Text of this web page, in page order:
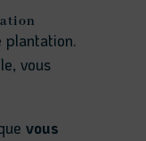
plantation.
vous
vous